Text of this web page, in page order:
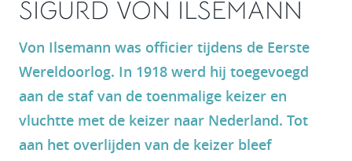
SIGURD VON ILSEMANN
Von Ilsemann was officier tijdens de Eerste
Wereldoorlog. In 1918 werd hij toegevoegd
aan de staf van de toenmalige keizer en
vluchtte met de keizer naar Nederland. Tot
aan het overlijden van de keizer bleef